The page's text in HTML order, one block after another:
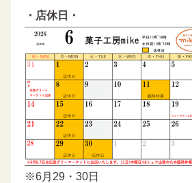
・店休日・
※6月29・30日